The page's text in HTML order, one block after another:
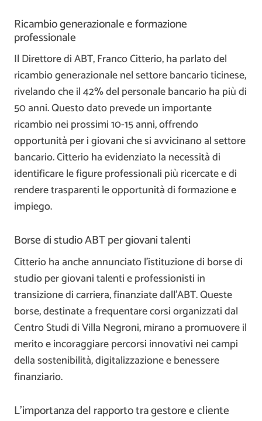
Ricambio generazionale e formazione
professionale
Il Direttore di ABT, Franco Citterio, ha parlato del
ricambio generazionale nel settore bancario ticinese,
rivelando che il 42% del personale bancario ha più di
50 anni. Questo dato prevede un importante
ricambio nei prossimi 10-15 anni, offrendo
opportunità per i giovani che si avvicinano al settore
bancario. Citterio ha evidenziato la necessità di
identificare le figure professionali più ricercate e di
rendere trasparenti le opportunità di formazione e
impiego.
Borse di studio ABT per giovani talenti
Citterio ha anche annunciato l’istituzione di borse di
studio per giovani talenti e professionisti in
transizione di carriera, finanziate dall’ABT. Queste
borse, destinate a frequentare corsi organizzati dal
Centro Studi di Villa Negroni, mirano a promuovere il
merito e incoraggiare percorsi innovativi nei campi
della sostenibilità, digitalizzazione e benessere
finanziario.
L’importanza del rapporto tra gestore e cliente